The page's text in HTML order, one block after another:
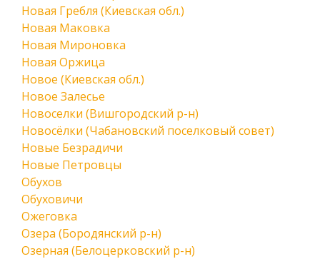
Новая Гребля (Киевская обл.)
Новая Маковка
Новая Мироновка
Новая Оржица
Новое (Киевская обл.)
Новое Залесье
Новоселки (Вишгородский р-н)
Новосёлки (Чабановский поселковый совет)
Новые Безрадичи
Новые Петровцы
Обухов
Обуховичи
Ожеговка
Озера (Бородянский р-н)
Озерная (Белоцерковский р-н)